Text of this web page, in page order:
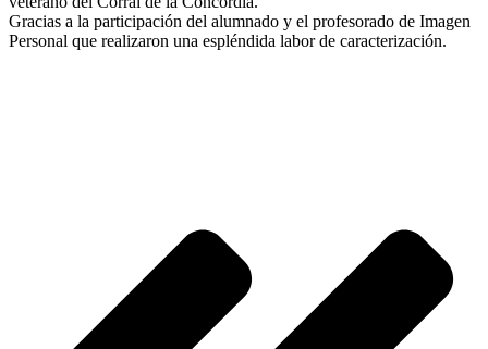
Gracias a la participación del alumnado y el profesorado de Imagen
Personal que realizaron una espléndida labor de caracterización.